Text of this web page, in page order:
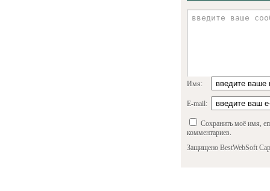
Имя:
E-mail:
Сохранить моё имя,
комментариев.
Защищено BestWebSoft